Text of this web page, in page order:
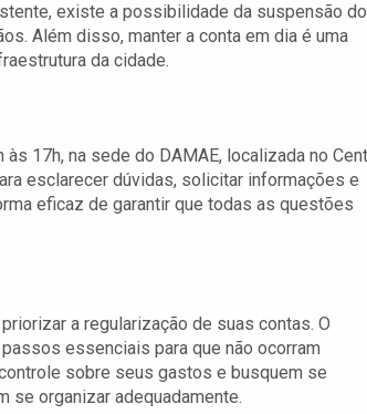
existe a possibilidade da suspensão do
Além disso, manter a conta em dia é uma
da cidade.
17h, na sede do DAMAE, localizada no
esclarecer dúvidas, solicitar informações e
eficaz de garantir que todas as questões
a regularização de suas contas. O
essenciais para que não ocorram
sobre seus gastos e busquem se
se organizar adequadamente.